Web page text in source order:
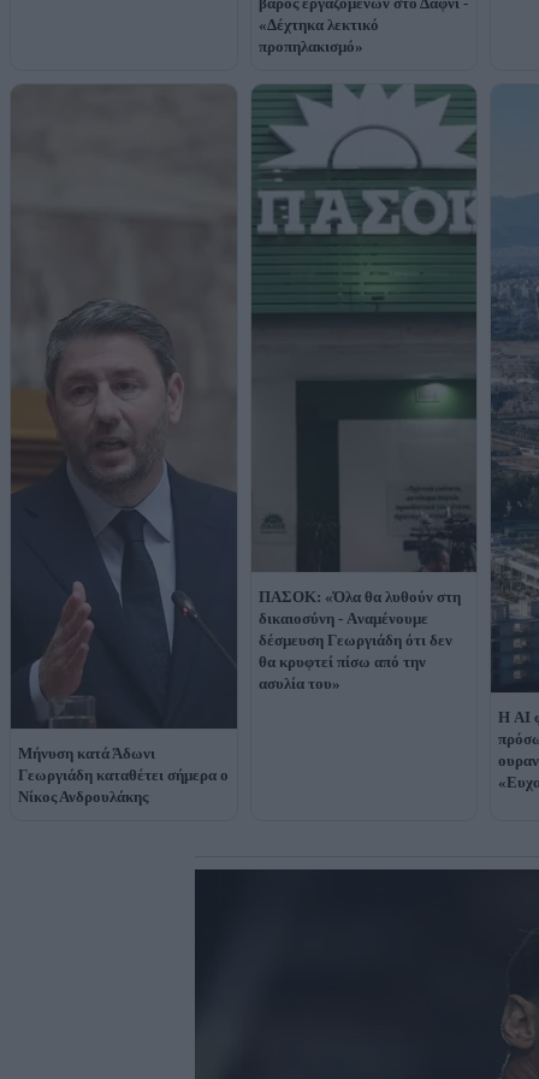
«Δέχτηκα λεκτικό
προπηλακισμό»
Μήνυση κατά Άδωνι
Γεωργιάδη καταθέτει σήμερα ο
Νίκος Ανδρουλάκης
ΠΑΣΟΚ: «Όλα θα λυθούν στη
δικαιοσύνη - Aναμένουμε
δέσμευση Γεωργιάδη ότι δεν
θα κρυφτεί πίσω από την
ασυλία του»
Η AI